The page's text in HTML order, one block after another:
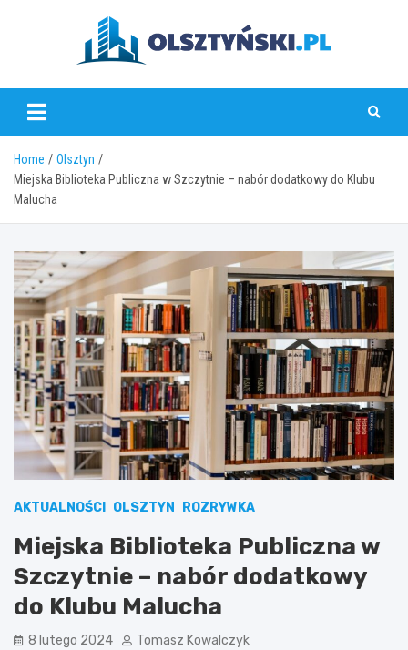
olsztynski.pl
Home
Olsztyn
Miejska Biblioteka Publiczna w Szczytnie – nabór dodatkowy do Klubu
Malucha
AKTUALNOŚCI OLSZTYN ROZRYWKA
Miejska Biblioteka Publiczna w
Szczytnie – nabór dodatkowy
do Klubu Malucha
8 lutego 2024 Tomasz Kowalczyk